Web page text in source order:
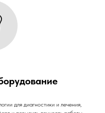
для диагностики и лечения,